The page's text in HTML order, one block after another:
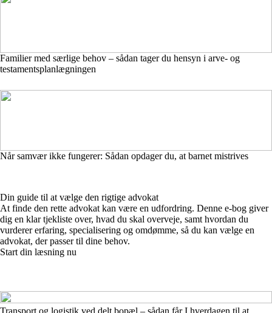
Familier med særlige behov – sådan tager du hensyn i arve- og
testamentsplanlægningen
Når samvær ikke fungerer: Sådan opdager du, at barnet mistrives
Din guide til at vælge den rigtige advokat
At finde den rette advokat kan være en udfordring. Denne e-bog giver
dig en klar tjekliste over, hvad du skal overveje, samt hvordan du
vurderer erfaring, specialisering og omdømme, så du kan vælge en
advokat, der passer til dine behov.
Start din læsning nu
Transport og logistik ved delt bopæl – sådan får I hverdagen til at